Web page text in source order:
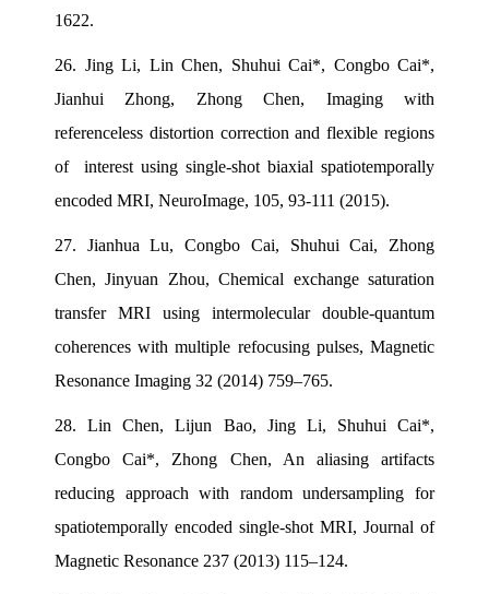
1622.
26. Jing Li, Lin Chen, Shuhui Cai*, Congbo Cai*,
Jianhui Zhong, Zhong Chen, Imaging with
referenceless distortion correction and flexible regions
of interest using single-shot biaxial spatiotemporally
encoded MRI, NeuroImage, 105, 93-111 (2015).
27. Jianhua Lu, Congbo Cai, Shuhui Cai, Zhong
Chen, Jinyuan Zhou, Chemical exchange saturation
transfer MRI using intermolecular double-quantum
coherences with multiple refocusing pulses, Magnetic
Resonance Imaging 32 (2014) 759–765.
28.Lin Chen, Lijun Bao, Jing Li, Shuhui Cai*,
Congbo Cai*, Zhong Chen, An aliasing artifacts
reducing approach with random undersampling for
spatiotemporally encoded single-shot MRI, Journal of
Magnetic Resonance 237 (2013) 115–124.